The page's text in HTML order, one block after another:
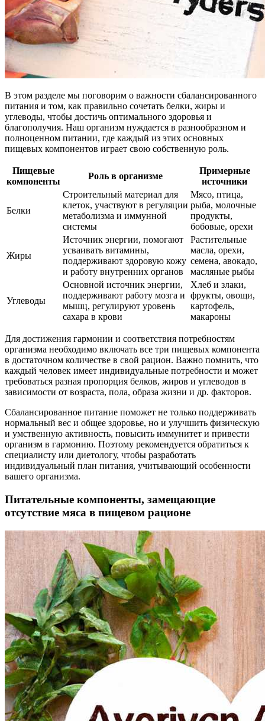
В этом разделе мы поговорим о важности сбалансированного
питания и том, как правильно сочетать белки, жиры и
углеводы, чтобы достичь оптимального здоровья и
благополучия. Наш организм нуждается в разнообразном и
полноценном питании, где каждый из этих основных
пищевых компонентов играет свою собственную роль.
Пищевые
компоненты
Роль в организме
Примерные
источники
Белки
Строительный материал для
клеток, участвуют в регуляции
метаболизма и иммунной
системы
Мясо, птица,
рыба, молочные
продукты,
бобовые, орехи
Жиры
Источник энергии, помогают
усваивать витамины,
поддерживают здоровую кожу
и работу внутренних органов
Растительные
масла, орехи,
семена, авокадо,
масляные рыбы
Углеводы
Основной источник энергии,
поддерживают работу мозга и
мышц, регулируют уровень
сахара в крови
Хлеб и злаки,
фрукты, овощи,
картофель,
макароны
Для достижения гармонии и соответствия потребностям
организма необходимо включать все три пищевых компонента
в достаточном количестве в свой рацион. Важно помнить, что
каждый человек имеет индивидуальные потребности и может
требоваться разная пропорция белков, жиров и углеводов в
зависимости от возраста, пола, образа жизни и др. факторов.
Сбалансированное питание поможет не только поддерживать
нормальный вес и общее здоровье, но и улучшить физическую
и умственную активность, повысить иммунитет и привести
организм в гармонию. Поэтому рекомендуется обратиться к
специалисту или диетологу, чтобы разработать
индивидуальный план питания, учитывающий особенности
вашего организма.
Питательные компоненты, замещающие
отсутствие мяса в пищевом рационе